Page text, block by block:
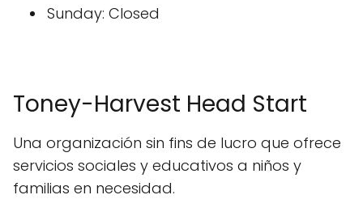
Sunday: Closed
Toney-Harvest Head Start
Una organización sin fins de lucro que ofrece
servicios sociales y educativos a niños y
familias en necesidad.